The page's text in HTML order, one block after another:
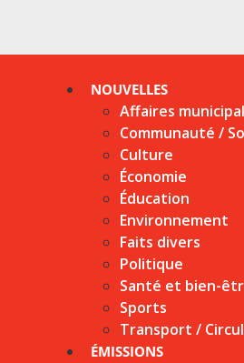
NOUVELLES
Affaires
Communauté /
Culture
Économie
Éducation
Environnement
Faits divers
Politique
Santé et bien-
Sports
Transport /
ÉMISSIONS